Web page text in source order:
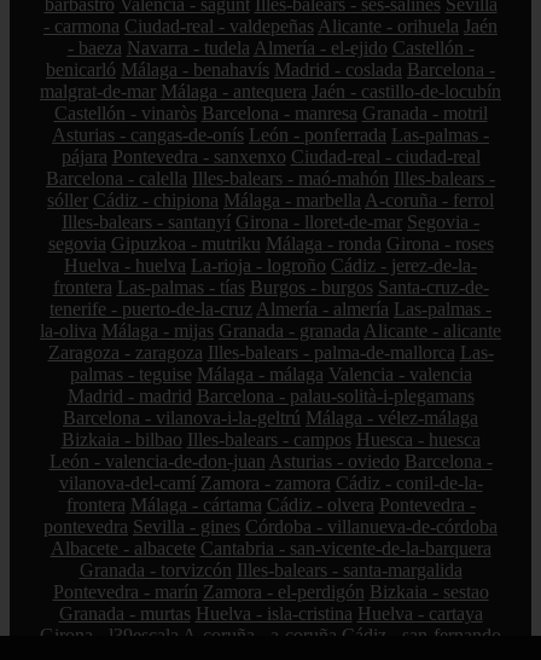
barbastro Valencia - sagunt Illes-balears - ses-salines Sevilla
- carmona Ciudad-real - valdepeñas Alicante - orihuela Jaén
- baeza Navarra - tudela Almería - el-ejido Castellón -
benicarló Málaga - benahavís Madrid - coslada Barcelona -
malgrat-de-mar Málaga - antequera Jaén - castillo-de-locubín
Castellón - vinaròs Barcelona - manresa Granada - motril
Asturias - cangas-de-onís León - ponferrada Las-palmas -
pájara Pontevedra - sanxenxo Ciudad-real - ciudad-real
Barcelona - calella Illes-balears - maó-mahón Illes-balears -
sóller Cádiz - chipiona Málaga - marbella A-coruña - ferrol
Illes-balears - santanyí Girona - lloret-de-mar Segovia -
segovia Gipuzkoa - mutriku Málaga - ronda Girona - roses
Huelva - huelva La-rioja - logroño Cádiz - jerez-de-la-
frontera Las-palmas - tías Burgos - burgos Santa-cruz-de-
tenerife - puerto-de-la-cruz Almería - almería Las-palmas -
la-oliva Málaga - mijas Granada - granada Alicante - alicante
Zaragoza - zaragoza Illes-balears - palma-de-mallorca Las-
palmas - teguise Málaga - málaga Valencia - valencia
Madrid - madrid Barcelona - palau-solità-i-plegamans
Barcelona - vilanova-i-la-geltrú Málaga - vélez-málaga
Bizkaia - bilbao Illes-balears - campos Huesca - huesca
León - valencia-de-don-juan Asturias - oviedo Barcelona -
vilanova-del-camí Zamora - zamora Cádiz - conil-de-la-
frontera Málaga - cártama Cádiz - olvera Pontevedra -
pontevedra Sevilla - gines Córdoba - villanueva-de-córdoba
Albacete - albacete Cantabria - san-vicente-de-la-barquera
Granada - torvizcón Illes-balears - santa-margalida
Pontevedra - marín Zamora - el-perdigón Bizkaia - sestao
Granada - murtas Huelva - isla-cristina Huelva - cartaya
Girona - l39escala A-coruña - a-coruña Cádiz - san-fernando